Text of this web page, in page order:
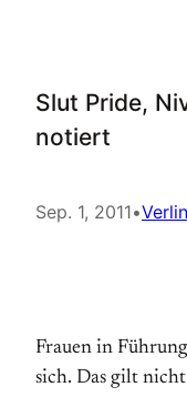
Slut Pride,
notiert
Sep. 1, 2011•
Frauen in
sich. Das gilt